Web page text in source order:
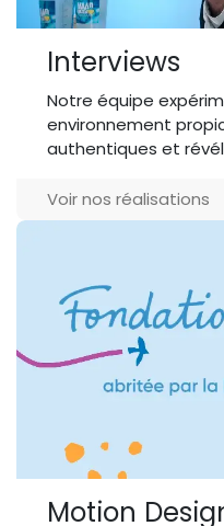
Interviews
Notre équipe
environnement
authentiques et
Voir nos réalisations
Motion